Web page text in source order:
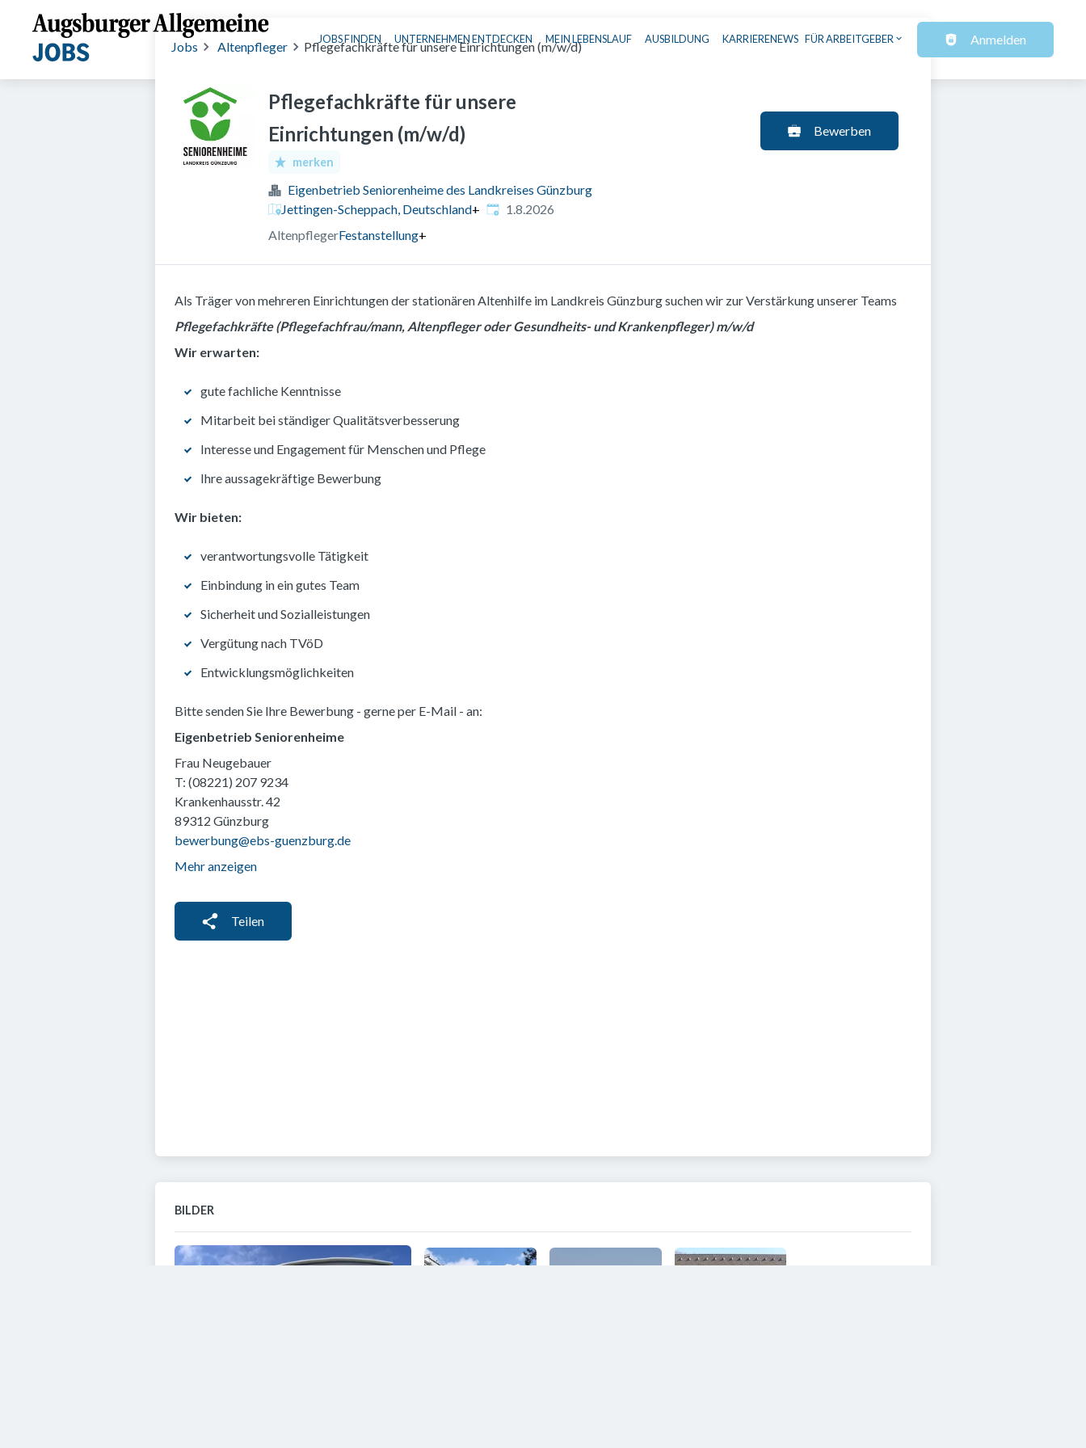
Haupt-Navigation
JOBS FINDEN UNTERNEHMEN ENTDECKEN MEIN LEBENSLAUF AUSBILDUNG KARRIERENEWS FÜR ARBEITGEBER Anmelden
Jobs Altenpfleger Pflegefachkräfte für unsere Einrichtungen (m/w/d)
Pflegefachkräfte für unsere
Einrichtungen (m/w/d)
merken
Eigenbetrieb Seniorenheime des Landkreises Günzburg
Jettingen-Scheppach, Deutschland+ Veröffentlicht
1.8.2026
AltenpflegerFestanstellung+
Bewerben
Als Träger von mehreren Einrichtungen der stationären Altenhilfe im Landkreis Günzburg suchen wir zur Verstärkung unserer Teams
Pflegefachkräfte (Pflegefachfrau/mann, Altenpfleger oder Gesundheits- und Krankenpfleger) m/w/d
Wir erwarten:
gute fachliche Kenntnisse
Mitarbeit bei ständiger Qualitätsverbesserung
Interesse und Engagement für Menschen und Pflege
Ihre aussagekräftige Bewerbung
Wir bieten:
verantwortungsvolle Tätigkeit
Einbindung in ein gutes Team
Sicherheit und Sozialleistungen
Vergütung nach TVöD
Entwicklungsmöglichkeiten
Bitte senden Sie Ihre Bewerbung - gerne per E-Mail - an:
Eigenbetrieb Seniorenheime
Frau Neugebauer
T: (08221) 207 9234
Krankenhausstr. 42
89312 Günzburg
bewerbung@ebs-guenzburg.de
Mehr anzeigen
Teilen
BILDER